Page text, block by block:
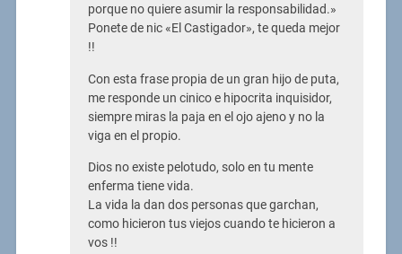
porque no quiere asumir la responsabilidad.»
Ponete de nic «El Castigador», te queda mejor
!!
Con esta frase propia de un gran hijo de puta,
me responde un cinico e hipocrita inquisidor,
siempre miras la paja en el ojo ajeno y no la
viga en el propio.
Dios no existe pelotudo, solo en tu mente
enferma tiene vida.
La vida la dan dos personas que garchan,
como hicieron tus viejos cuando te hicieron a
vos !!